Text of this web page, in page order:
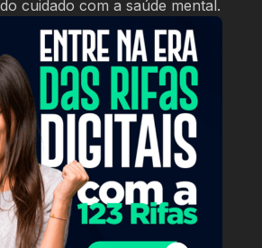
cuidado com a saúde mental.